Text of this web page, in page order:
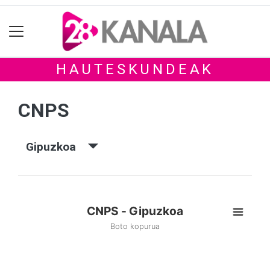
HAUTESKUNDEAK
CNPS
Gipuzkoa
CNPS - Gipuzkoa
Boto kopurua